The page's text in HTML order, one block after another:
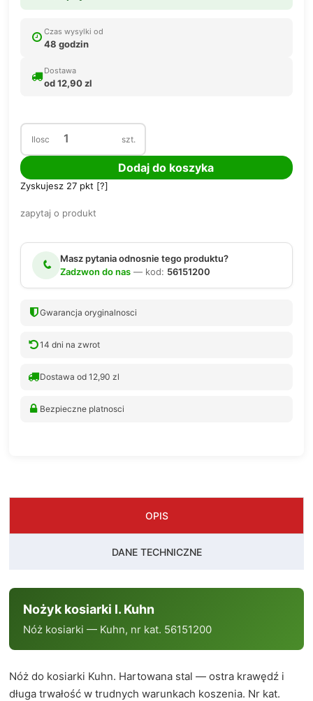
Czas wysylki od
48 godzin
Dostawa
od 12,90 zl
Ilosc szt.
Dodaj do koszyka
Zyskujesz 27 pkt [?]
zapytaj o produkt
Masz pytania odnosnie tego produktu?
Zadzwon do nas — kod: 56151200
Gwarancja oryginalnosci
14 dni na zwrot
Dostawa od 12,90 zl
Bezpieczne platnosci
OPIS
DANE TECHNICZNE
Nożyk kosiarki l. Kuhn
Nóż kosiarki — Kuhn, nr kat. 56151200
Nóż do kosiarki Kuhn. Hartowana stal — ostra krawędź i
długa trwałość w trudnych warunkach koszenia. Nr kat.